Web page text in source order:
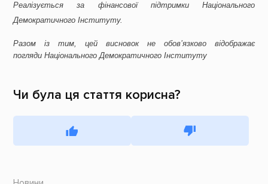
Реалізується за фінансової підтримки Національного
Демократичного Інституту.
Разом із тим, цей висновок не обов’язково відображає
погляди Національного Демократичного Інституту
Чи була ця стаття корисна?